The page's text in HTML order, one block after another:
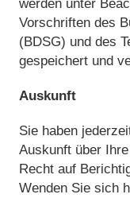
werden unter
Vorschriften des
(BDSG) und des
gespeichert und
Auskunft
Sie haben
Auskunft über
Recht auf
Wenden Sie sich